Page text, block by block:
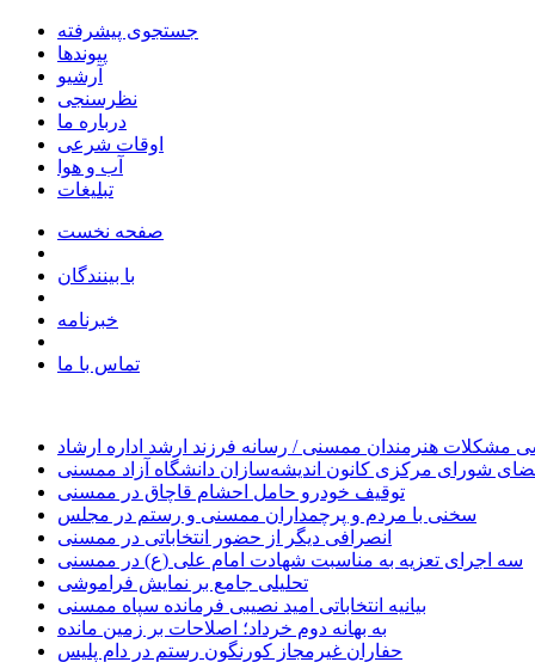
جستجوی پیشرفته
پیوندها
آرشیو
نظرسنجی
درباره ما
اوقات شرعی
آب و هوا
تبلیغات
صفحه نخست
با بینندگان
خبرنامه
تماس با ما
مشکلات هنرمندان ممسنی / رسانه فرزند ارشد اداره ارشاد
شورای مرکزی کانون اندیشه‌سازان دانشگاه آزاد ممسنی
توقیف خودرو حامل احشام قاچاق در ممسنی
سخنی با مردم و پرچمداران ممسنی و رستم در مجلس
انصرافی دیگر از حضور انتخاباتی در ممسنی
سه اجرای تعزیه به مناسبت شهادت امام علی (ع) در ممسنی
تحلیلی جامع بر نمایش فراموشی
بیانیه انتخاباتی امید نصیبی فرمانده سپاه ممسنی
به بهانه دوم خرداد؛ اصلاحات بر زمین مانده
حفاران غیرمجاز کورنگون رستم در دام پلیس